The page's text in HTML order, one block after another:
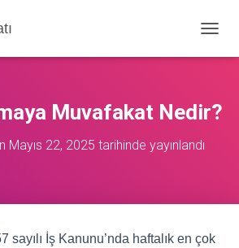
E
Y
Ü
Muvafakat Nedir?
Mayıs 22, 2025 tarihinde yayınlandı
sayılı İş Kanunu’nda haftalık en çok